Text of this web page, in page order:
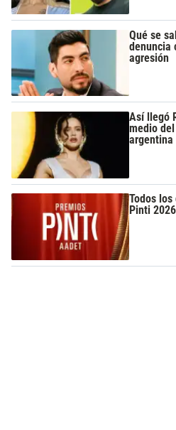
Qué se
denuncia
agresión
Así llegó
medio
argentina
Todos
Pinti 2026